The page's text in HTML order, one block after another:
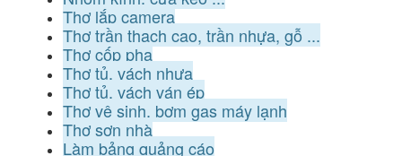
Thợ lắp camera
Thợ trần thạch cao, trần nhựa, gỗ ...
Thợ cốp pha
Thợ tủ, vách nhựa
Thợ tủ, vách ván ép
Thợ vệ sinh, bơm gas máy lạnh
Thợ sơn nhà
Làm bảng quảng cáo